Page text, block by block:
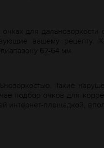
для дальнозоркости
вашему рецепту.
62-64 мм.
Такие
подбор очков для
площадкой,